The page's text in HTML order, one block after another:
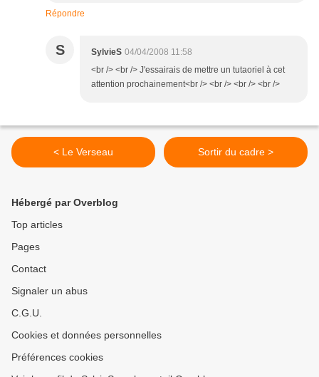
Répondre
S SylvieS 04/04/2008 11:58
<br /> <br /> J'essairais de mettre un tutaoriel à cet
attention prochainement<br /> <br /> <br /> <br />
< Le Verseau Sortir du cadre >
Hébergé par Overblog
Top articles
Pages
Contact
Signaler un abus
C.G.U.
Cookies et données personnelles
Préférences cookies